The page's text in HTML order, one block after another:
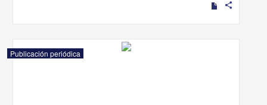
share
Publicación periódica